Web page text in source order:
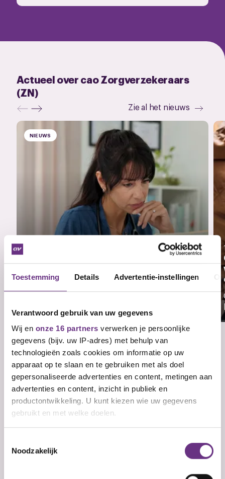
Toestemming Details Advertentie-instellingen
Verantwoord gebruik van uw gegevens
Wij en onze 16 partners verwerken je persoonlijke
gegevens (bijv. uw IP-adres) met behulp van
technologieën zoals cookies om informatie op uw
apparaat op te slaan en te gebruiken met als doel
gepersonaliseerde advertenties en content, metingen aan
advertenties en content, inzicht in publiek en
productontwikkeling. U kunt kiezen wie uw gegevens
gebruikt en met welke doelen.
Informatie verzamelen over uw geografische
Uw apparaat identificeren door het actief te
Noodzakelijk
Actueel over cao Zorgverzekeraars
(ZN)
Zie al het nieuws
NIEUWS
onderhandelingsresultaat
De leden van CNV, FNV en de Unie hebben
Veelgestelde vragen
Wat is een cao?
Wie sluit een cao af?
arbeidsvoorwaarden?